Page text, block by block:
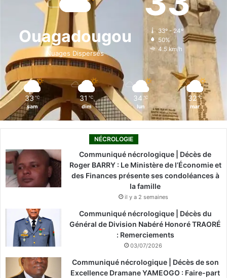
b
o
k
i
n
a
g
r
o
k
Ouagadougou
Nuages Dispersés
33º - 24º
50%
4.5 km/h
33 ℃
sam
31 ℃
dim
34 ℃
lun
32 ℃
mar
NÉCROLOGIE
Communiqué nécrologique | Décès de
Roger BARRY : Le Ministère de l’Économie et
des Finances présente ses condoléances à
la famille
il y a 2 semaines
Communiqué nécrologique | Décès du
Général de Division Nabéré Honoré TRAORÉ
: Remerciements
03/07/2026
Communiqué nécrologique | Décès de son
Excellence Dramane YAMEOGO : Faire-part